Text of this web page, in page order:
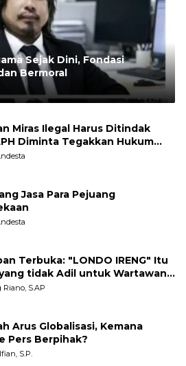
Sejak Dini, Fondasi
Bermoral
Miras Ilegal Harus Ditindak
Diminta Tegakkan Hukum
Bulu
Jasa Para Pejuang
Terbuka: "LONDO IRENG" Itu
Wartawan,
dan LSM
S.AP
Arus Globalisasi, Kemana
Pers Berpihak?
S.P.